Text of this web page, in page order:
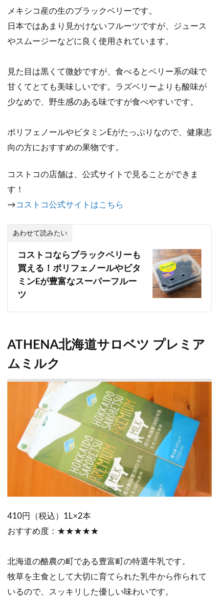
メキシコ産の生のブラックベリーです。
日本ではあまり見かけないフルーツですが、ジュース
やスムージーなどに良く使用されています。
見た目は黒くて微妙ですが、食べるとベリー系の味で
甘くてとても美味しいです。ラズベリーよりも酸味が
少なめで、野生感のある味ですが食べやすいです。
ポリフェノールやビタミンEがたっぷりなので、健康志
向の方におすすめの果物です。
コストコの店舗は、公式サイトで見ることができま
す！
→コストコ公式サイトはこちら
あわせて読みたい
コストコならブラックベリーも
買える！ポリフェノールやビタ
ミンEが豊富なスーパーフルー
ツ
ATHENA北海道サロベツ プレミア
ムミルク
410円（税込）1L×2本
おすすめ度：★★★★★
北海道の酪農の町である豊富町の特選牛乳です。
牧草を主食として大切に育てられた乳牛から作られて
いるので、スッキリした優しい味わいです。